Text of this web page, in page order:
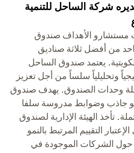
عام 2001 وتديره شركة الساحل للتنمية
، صنفت مستشارو الأهداف صندوق
من أفضل ثلاثة صناديق
يعتمد صندوق الساحل
وتحليلياً سلساً من أجل تعزيز
وحدات الصندوق. يهدف صندوق
جاذب وضوابط مدروسة سلفا
تأخذ الهيئة الإدارية لصندوق
التقييم المرتبط بالنمو
حول الشركات الموجودة في